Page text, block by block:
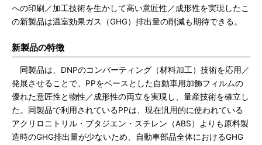
への印刷／加工技術を生かして高い意匠性／成形性を実現したこ
の新製品は温室効果ガス（GHG）排出量の削減も期待できる。
新製品の特徴
同製品は、DNPのコンバーティング（材料加工）技術を応用／
発展させることで、PPをベースとした自動車用加飾フィルムの
優れた意匠性と物性／成形性の両立を実現し、量産技術を確立し
た。同製品で利用されているPPは、現在汎用的に使われている
アクリロニトリル・ブタジエン・スチレン（ABS）よりも原料製
造時のGHG排出量が少ないため、自動車部品全体におけるGHG